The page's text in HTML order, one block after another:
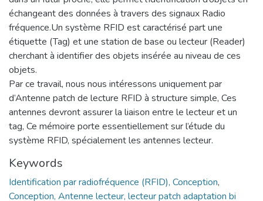
échangeant des données à travers des signaux Radio
fréquence.Un système RFID est caractérisé part une
étiquette (Tag) et une station de base ou lecteur (Reader)
cherchant à identifier des objets insérée au niveau de ces
objets.
Par ce travail, nous nous intéressons uniquement par
d’Antenne patch de lecture RFID à structure simple, Ces
antennes devront assurer la liaison entre le lecteur et un
tag, Ce mémoire porte essentiellement sur l’étude du
système RFID, spécialement les antennes lecteur.
Keywords
Identification par radiofréquence (RFID), Conception,
Conception, Antenne lecteur, lecteur patch adaptation bi